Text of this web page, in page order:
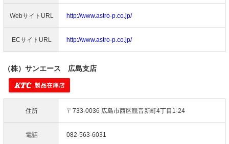
WebサイトURL http://www.astro-p.co.jp/
ECサイトURL http://www.astro-p.co.jp/
（株）サンエース 広島支店
住所 〒733-0036 広島市西区観音新町4丁目1-24
電話 082-563-6031